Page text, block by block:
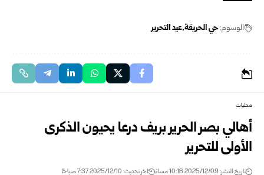
الوسوم:حي الحريقة عيد التحرير
محليات
أهالي بصر الحرير بريف درعا يحيون الذكرى
الأولى للتحرير
تاريخ النشر: 2025/12/09 10:16 مساءً اخر تحديث: 2025/12/10 7:37 صباحًا